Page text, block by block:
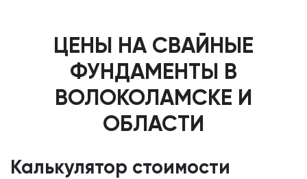
ЦЕНЫ НА СВАЙНЫЕ
ФУНДАМЕНТЫ В
ВОЛОКОЛАМСКЕ И
ОБЛАСТИ
Калькулятор стоимости